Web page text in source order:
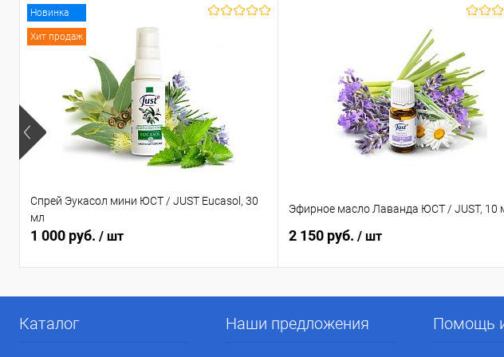
Новинка
Хит продаж
Спрей Эукасол мини ЮСТ / JUST Eucasol, 30
мл
1 000 руб. / шт
Эфирное масло Лаванда ЮСТ / JUST, 10
2 150 руб. / шт
Каталог Наши предложения Помощь